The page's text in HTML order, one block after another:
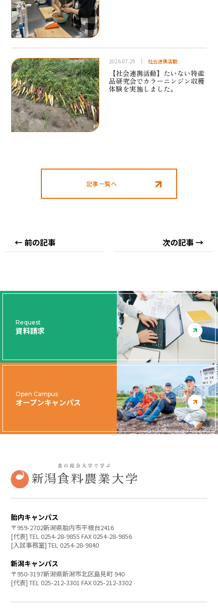
2026.07.29 社会連携活動
【社会連携活動】たいない特産
品研究会でカラーニンジン収穫
体験を実施しました。
記事一覧へ
← 前の記事 次の記事 →
Request
資料請求
Open Campus
オープンキャンパス
胎内キャンパス
〒959-2702新潟県胎内市平根台2416
[代表] TEL 0254-28-9855 FAX 0254-28-9856
[入試事務室] TEL 0254-28-9840
新潟キャンパス
〒950-3197新潟県新潟市北区島見町 940
[代表] TEL 025-212-3301 FAX 025-212-3302